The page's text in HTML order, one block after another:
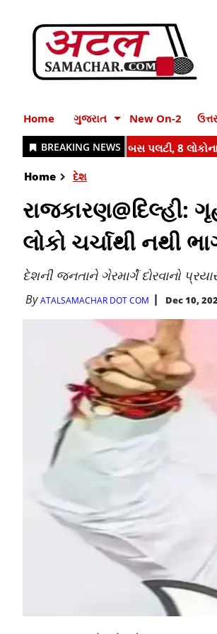
Home ગુજરાત New On-2
Home દેશ
રાજકારણ@દિલ્હી:
લોકો ચર્ચાથી નથી
દેશની જનતાને ગેરમાર્ગે દોરવાનો
ByATALSAMACHAR DOT COM Dec 10,